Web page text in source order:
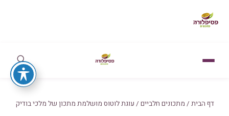
דף הבית / מתכונים חלביים / עוגת לוטוס מושלמת מתכון של מלכי בודיק